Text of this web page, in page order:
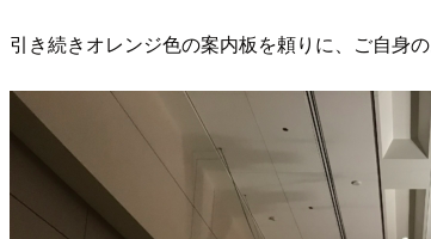
引き続きオレンジ色の案内板を頼りに、ご自身